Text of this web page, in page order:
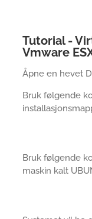
Tutorial -
Vmware
Åpne en hevet
Bruk følgende
Bruk følgende
maskin kalt